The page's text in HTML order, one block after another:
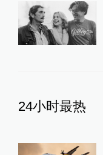
24小时最热